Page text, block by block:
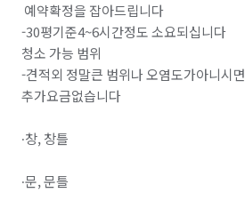
예약확정을 잡아드립니다
-30평기준4~6시간정도 소요되십니다
청소 가능 범위
-견적외 정말큰 범위나 오염도가아니시면
추가요금없습니다
∙창, 창틀
∙문, 문틀